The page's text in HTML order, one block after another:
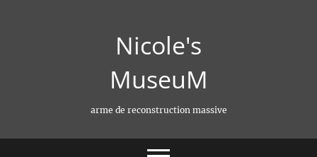
Nicole's
MuseuM
arme de reconstruction massive